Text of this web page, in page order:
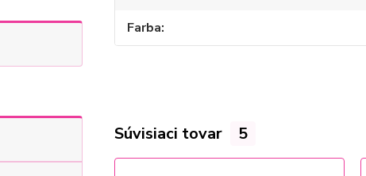
Farba
Súvisiaci tovar 5